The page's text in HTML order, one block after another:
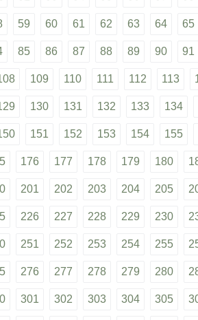
59 60 61 62 63 64 65
85 86 87 88 89 90 91
109 110 111 112 113
130 131 132 133 134
151 152 153 154 155
176 177 178 179 180
201 202 203 204 205
226 227 228 229 230
251 252 253 254 255
276 277 278 279 280
301 302 303 304 305